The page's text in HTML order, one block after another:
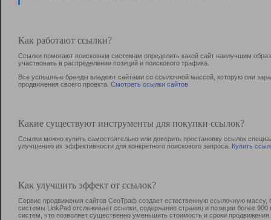
Как работают ссылки?
Ссылки помогают поисковым системам определить какой сайт наилучшим
участвовать в раcпределении позиций и поискового трафика.
Все успешные бренды владеют сайтами со ссылочной массой, которую они
продвижения своего проекта. Смотреть ссылки сайтов
Какие существуют инструменты для покупки ссылок?
Ссылки можно купить самостоятельно или доверить простановку ссылок
улучшению их эффективности для конкретного поискового запроса. Купить
Как улучшить эффект от ссылок?
Сервис продвижения сайтов СеоТраф создает естественную ссылочную
системы LinkPad отслеживает ссылки, содержание страниц и позиции более
систем, что позволяет существенно уменьшить стоимость и сроки продвижения.